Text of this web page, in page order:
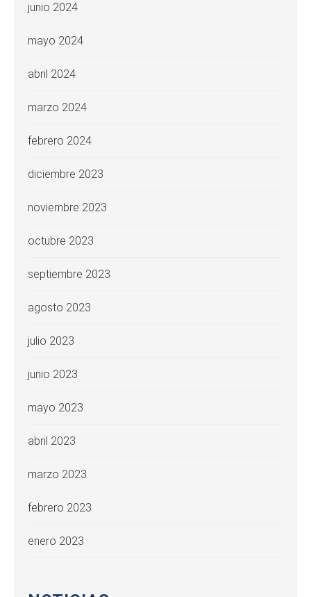
junio 2024
mayo 2024
abril 2024
marzo 2024
febrero 2024
diciembre 2023
noviembre 2023
octubre 2023
septiembre 2023
agosto 2023
julio 2023
junio 2023
mayo 2023
abril 2023
marzo 2023
febrero 2023
enero 2023